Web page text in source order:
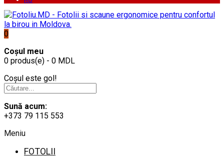
0
Coșul meu
0 produs(e) - 0 MDL
Coșul este gol!
Sună acum:
+373 79 115 553
Meniu
FOTOLII